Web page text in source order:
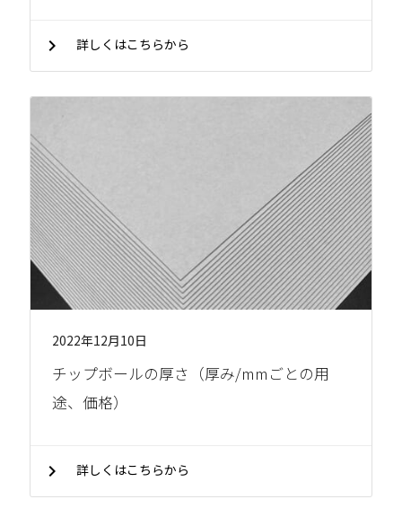
詳しくはこちらから
chevron_right
2022年12月10日
チップボールの厚さ（厚み/mmごとの用
途、価格）
詳しくはこちらから
chevron_right